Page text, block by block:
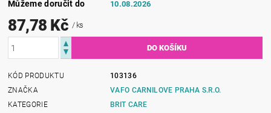
Můžeme doručit do
10.08.2026
87,78 Kč / ks
KÓD PRODUKTU
103136
ZNAČKA
VAFO CARNILOVE PRAHA S.R.O.
KATEGORIE
BRIT CARE